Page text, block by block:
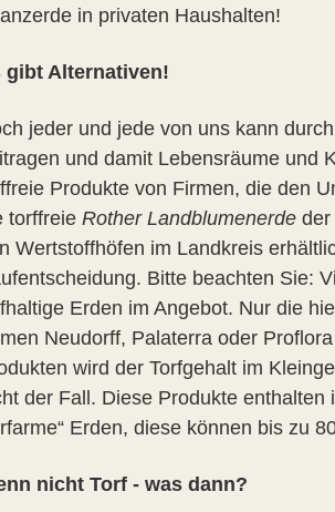
in privaten Haushalten!
gibt Alternativen!
jeder und jede von uns kann
und damit Lebensräume und
Produkte von Firmen, die den
torffreie Rother Landblumenerde der
Wertstoffhöfen im Landkreis
Bitte beachten Sie:
Erden im Angebot. Nur die
Neudorff, Palaterra oder
wird der Torfgehalt im
der Fall. Diese Produkte enthalten
Erden, diese können bis zu
nicht Torf - was dann?